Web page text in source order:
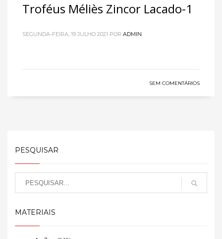
Troféus Méliès Zincor Lacado-1
SEGUNDA-FEIRA, 19 JULHO 2021 POR ADMIN
SEM COMENTÁRIOS
PESQUISAR
MATERIAIS